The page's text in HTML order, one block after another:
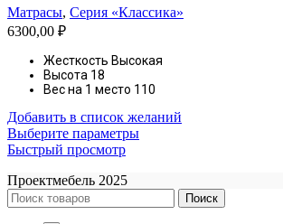
на
Матрасы, Серия «Классика»
6300,00 ₽
Жесткость Высокая
Высота 18
Вес на 1 место 110
Добавить в список желаний
Выберите параметрыЭтот
вариаций.
Быстрый просмотр
Проектмебель 2025
Поиск